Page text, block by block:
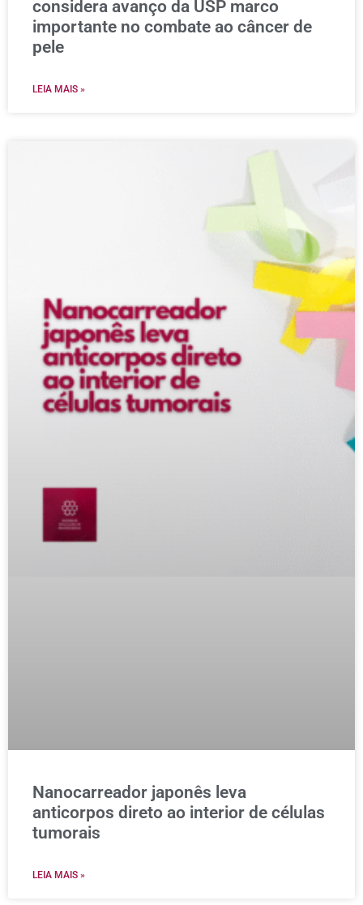
considera avanço da USP marco
importante no combate ao câncer de
pele
LEIA MAIS »
Nanocarreador japonês leva
anticorpos direto ao interior de células
tumorais
LEIA MAIS »